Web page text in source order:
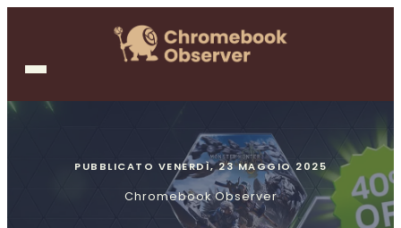
PUBBLICATO VENERDÌ, 23 MAGGIO 2025
Chromebook Observer